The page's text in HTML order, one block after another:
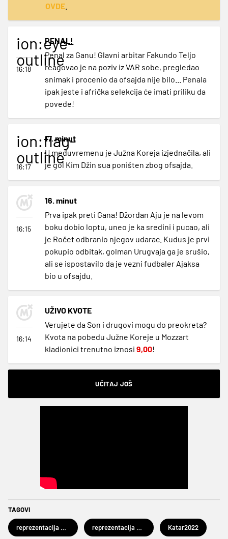
OVDE
ion:eye-
outline
16:18
PENAL!
Penal za Ganu! Glavni arbitar Fakundo Teljo
reagovao je na poziv iz VAR sobe, pregledao
snimak i procenio da ofsajda nije bilo... Penala
ipak jeste i afrička selekcija će imati priliku da
povede!
ion:flag-
outline
16:17
17. minut
U međuvremenu je Južna Koreja izjednačila, ali
je gol Kim Džin sua poništen zbog ofsajda.
16:15
16. minut
Prva ipak preti Gana! Džordan Aju je na levom
boku dobio loptu, uneo je ka sredini i pucao, ali
je Ročet odbranio njegov udarac. Kudus je prvi
pokupio odbitak, golman Urugvaja ga je srušio,
ali se ispostavilo da je vezni fudbaler Ajaksa
bio u ofsajdu.
16:14
UŽIVO KVOTE
Verujete da Son i drugovi mogu do preokreta?
Kvota na pobedu Južne Koreje u Mozzart
kladionici trenutno iznosi 9,00!
UČITAJ JOŠ
TAGOVI
Katar2022